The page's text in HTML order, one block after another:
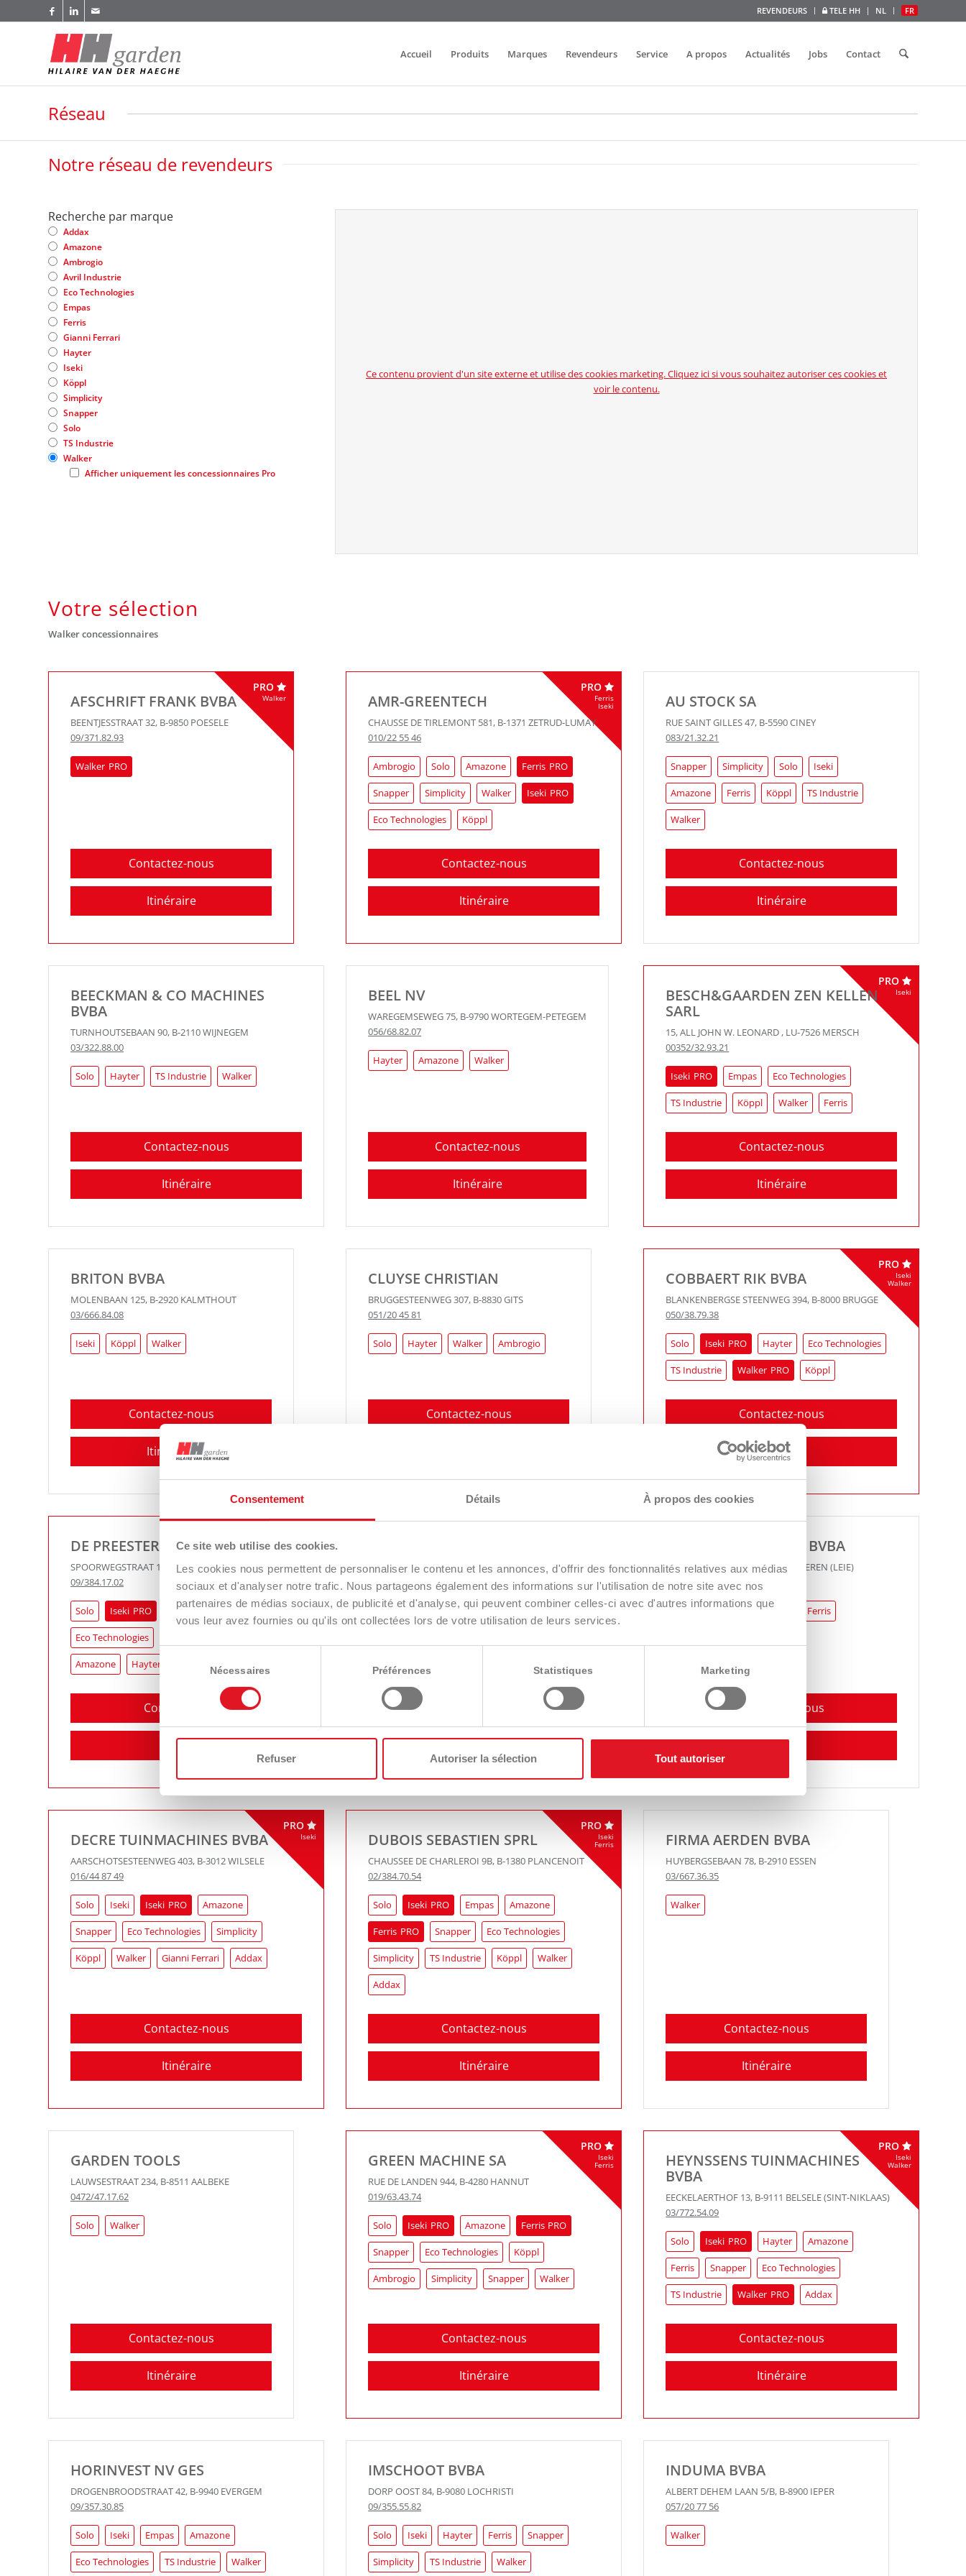
Consentement Détails À propos des cookies
Ce site web utilise des cookies.
Les cookies nous permettent de personnaliser le contenu et les annonces, d'offrir des fonctionnalités relatives aux médias
sociaux et d'analyser notre trafic. Nous partageons également des informations sur l'utilisation de notre site avec nos
partenaires de médias sociaux, de publicité et d'analyse, qui peuvent combiner celles-ci avec d'autres informations que
vous leur avez fournies ou qu'ils ont collectées lors de votre utilisation de leurs services.
Sélection
du
consentement
Nécessaires Préférences Statistiques Marketing
Refuser Autoriser la sélection Tout autoriser
REVENDEURS TELE HH NL FR
Accueil Produits Marques Revendeurs Service A propos Actualités Jobs Contact
Réseau
Notre réseau de revendeurs
Recherche par marque
Addax
Amazone
Ambrogio
Avril Industrie
Eco Technologies
Empas
Ferris
Gianni Ferrari
Hayter
Iseki
Köppl
Simplicity
Snapper
Solo
TS Industrie
Walker
Afficher uniquement les concessionnaires Pro
Ce contenu provient d'un site externe et utilise des cookies marketing. Cliquez ici si vous souhaitez autoriser ces cookies et
voir le contenu.
Votre sélection
Walker concessionnaires
AFSCHRIFT FRANK BVBA
BEENTJESSTRAAT 32, B-9850 POESELE
09/371.82.93
Walker
Contactez-nous
Itinéraire
PRO
Walker AMR-GREENTECH
CHAUSSE DE TIRLEMONT 581, B-1371 ZETRUD-LUMAY
010/22 55 46
Ambrogio Solo Amazone Ferris
Snapper Simplicity Walker Iseki
Eco Technologies Köppl
Contactez-nous
Itinéraire
PRO
Ferris
Iseki AU STOCK SA
RUE SAINT GILLES 47, B-5590CINEY
083/21.32.21
Snapper Simplicity Solo Iseki
Amazone Ferris Köppl TS Industrie
Walker
Contactez-nous
Itinéraire
BEECKMAN & CO MACHINES
BVBA
TURNHOUTSEBAAN 90, B-2110WIJNEGEM
03/322.88.00
Solo Hayter TS Industrie Walker
Contactez-nous
Itinéraire
BEEL NV
WAREGEMSEWEG 75, B-9790WORTEGEM-PETEGEM
056/68.82.07
Hayter Amazone Walker
Contactez-nous
Itinéraire
BESCH&GAARDEN ZEN KELLEN
SARL
15, ALL JOHN W. LEONARD , LU-7526 MERSCH
00352/32.93.21
Iseki Empas Eco Technologies
TS Industrie Köppl Walker Ferris
Contactez-nous
Itinéraire
PRO
Iseki
BRITON BVBA
MOLENBAAN 125, B-2920 KALMTHOUT
03/666.84.08
Iseki Köppl Walker
Contactez-nous
Itinéraire
CLUYSE CHRISTIAN
BRUGGESTEENWEG 307, B-8830GITS
051/20 45 81
Solo Hayter Walker Ambrogio
Contactez-nous
COBBAERT RIK BVBA
BLANKENBERGSE STEENWEG 394, B-8000 BRUGGE
050/38.79.38
Solo Iseki Hayter Eco Technologies
TS Industrie Walker Köppl
Contactez-nous
Itinéraire
PRO
Iseki
Walker
DE PREESTER-V.D.BOSSCHE
SPOORWEGSTRAAT 1 B-9810 EKE-NAZARETH
09/384.17.02
Solo Iseki Iseki
Eco Technologies
Amazone Hayter
Contactez-nous
Itinéraire
Iseki
Iseki
BROEKSTRAAT 21,B-1880 RAMSDONK
015/71.14.65
Solo Iseki Iseki Empas Snapper
DEBLAUWE PATRICK BVBA
KORTRIJKSEWEG 204,B-8791
BEVEREN (LEIE)
056/71.81.94
Iseki Hayter Amazone Ferris
Contactez-nous
Itinéraire
DECRE TUINMACHINES BVBA
AARSCHOTSESTEENWEG 403, B-3012WILSELE
016/44 87 49
Solo Iseki Iseki Amazone
Snapper Eco Technologies Simplicity
Köppl Walker Gianni Ferrari Addax
Contactez-nous
Itinéraire
PRO
Iseki DUBOIS SEBASTIEN SPRL
CHAUSSEE DE CHARLEROI 9B, B-1380 PLANCENOIT
02/384.70.54
Solo Iseki Empas Amazone
Ferris Snapper Eco Technologies
Simplicity TS Industrie Köppl Walker
Addax
Contactez-nous
Itinéraire
PRO
Iseki
Ferris FIRMA AERDEN BVBA
HUYBERGSEBAAN 78, B-2910 ESSEN
03/667.36.35
Walker
Contactez-nous
Itinéraire
GARDEN TOOLS
LAUWSESTRAAT 234, B-8511 AALBEKE
0472/47.17.62
Solo Walker
Contactez-nous
Itinéraire
GREEN MACHINE SA
RUE DE LANDEN 944, B-4280 HANNUT
019/63.43.74
Solo Iseki Amazone Ferris
Snapper Eco Technologies Köppl
Ambrogio Simplicity Snapper Walker
Contactez-nous
Itinéraire
PRO
Iseki
Ferris
HEYNSSENS TUINMACHINES
BVBA
EECKELAERTHOF 13, B-9111 BELSELE (SINT-NIKLAAS)
03/772.54.09
Solo Iseki Hayter Amazone
Ferris Snapper Eco Technologies
TS Industrie Walker Addax
Contactez-nous
Itinéraire
PRO
Iseki
Walker
HORINVEST NV GES
DROGENBROODSTRAAT 42, B-9940 EVERGEM
09/357.30.85
Solo Iseki Empas Amazone
Eco Technologies TS Industrie Walker
IMSCHOOT BVBA
DORP OOST 84, B-9080 LOCHRISTI
09/355.55.82
Solo Iseki Hayter Ferris Snapper
Simplicity TS Industrie Walker
INDUMA BVBA
ALBERT DEHEM LAAN 5/B, B-8900 IEPER
057/20 77 56
Walker